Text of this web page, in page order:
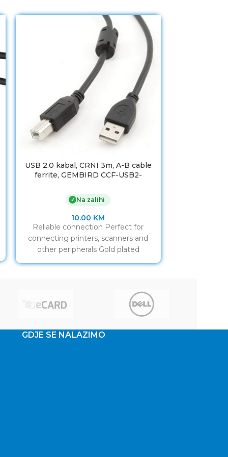
USB 2.0 kabal, CRNI 3m, A-B cable
ferrite, GEMBIRD CCF-USB2-
✓ Na zalihi
10.00 KM
Reliable connection Perfect for
connecting printers, scanners and
other peripherals Gold plated
GDJE SE NALAZIMO